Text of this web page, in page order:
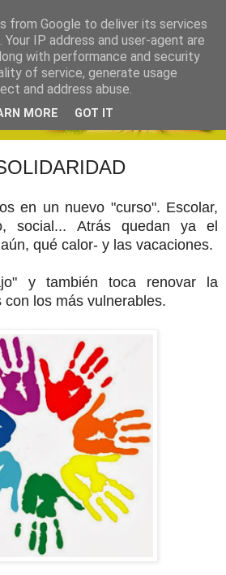
en un nuevo "curso". Escolar,
social... Atrás quedan ya el
qué calor- y las vacaciones.
y también toca renovar la
los más vulnerables.
from Google to deliver its services
IP address and user-agent are
with performance and security
of service, generate usage
and address abuse.
MORE GOT IT